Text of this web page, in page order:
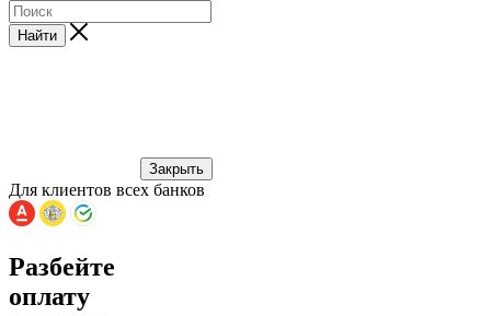
Найти
Закрыть
Для клиентов всех банков
Разбейте
оплату